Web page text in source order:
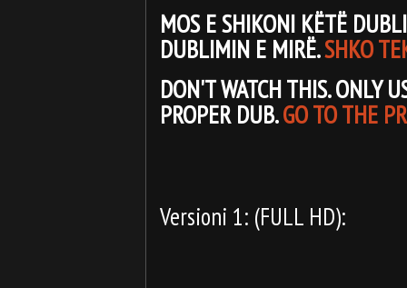
MOS E SHIKONI KËTË
DUBLIMIN E MIRË.SHKO
DON'T WATCH THIS. ONLY
PROPER DUB.GO TO THE
Versioni 1: (FULL HD):